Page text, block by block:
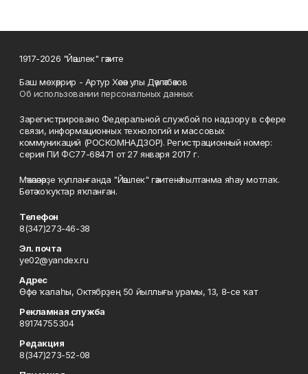
1917-2026 "Йәшлек" гәзите
Баш мөхәррир - Артур Хәсән улы Дәүләтбәков
Об использовании персональных данных
Зарегистрировано Федеральной службой по надзору в сфере
связи, информационных технологий и массовых
коммуникаций (РОСКОМНАДЗОР). Регистрационный номер:
серия ПИ ФС77-68471 от 27 января 2017 г.
Мәҡәләләрҙе ҡулланғанда "Йәшлек" гәзитенә һылтанма яһау мотлаҡ.
Бөтә хоҡуҡтар яҡланған.
Телефон
8(347)273-46-38
Эл. почта
ye02@yandex.ru
Адрес
Өфө ҡалаһы, Октябрҙең 50 йыллығы урамы, 13, 8-се ҡат
Рекламная служба
89174755304
Редакция
8(347)273-52-08